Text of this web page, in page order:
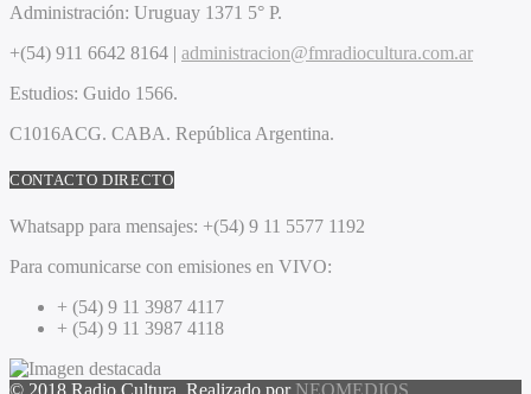
Administración: Uruguay 1371 5° P.
+(54) 911 6642 8164 | administracion@fmradiocultura.com.ar
Estudios: Guido 1566.
C1016ACG. CABA. República Argentina.
CONTACTO DIRECTO
Whatsapp para mensajes: +(54) 9 11 5577 1192
Para comunicarse con emisiones en VIVO:
+ (54) 9 11 3987 4117
+ (54) 9 11 3987 4118
© 2018 Radio Cultura. Realizado por NEOMEDIOS